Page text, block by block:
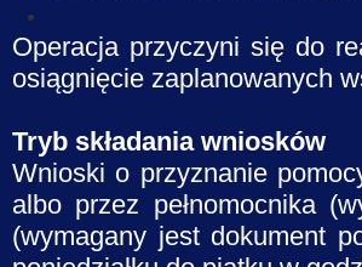
Operacja przyczyni się do
osiągnięcie zaplanowanych
Tryb składania wniosków
Wnioski o przyznanie
albo przez pełnomocnika
(wymagany jest dokument